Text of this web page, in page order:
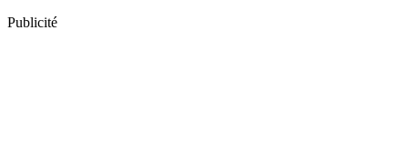
Publicité